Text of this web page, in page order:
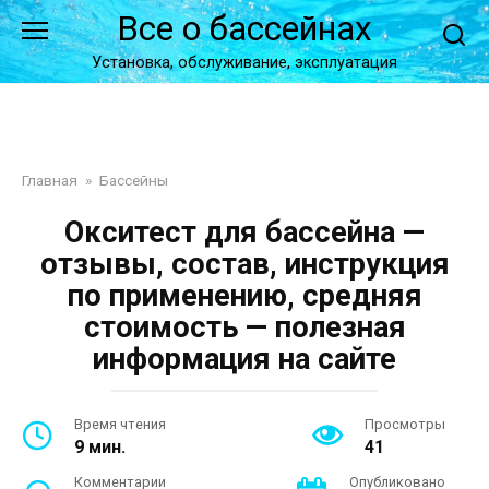
Перейти
к
контенту
Все о бассейнах
Установка, обслуживание, эксплуатация
Главная » Бассейны
Окситест для бассейна —
отзывы, состав, инструкция
по применению, средняя
стоимость — полезная
информация на сайте
Время чтения
9 мин.
Просмотры
41
Комментарии Опубликовано